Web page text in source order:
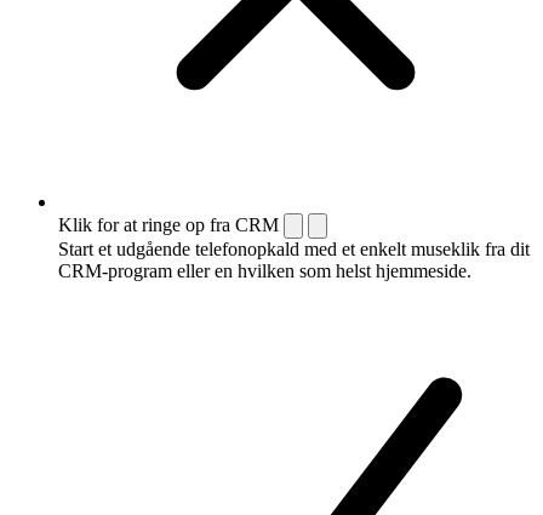
Klik for at ringe op fra CRM
Start et udgående telefonopkald med et enkelt museklik fra dit
CRM-program eller en hvilken som helst hjemmeside.